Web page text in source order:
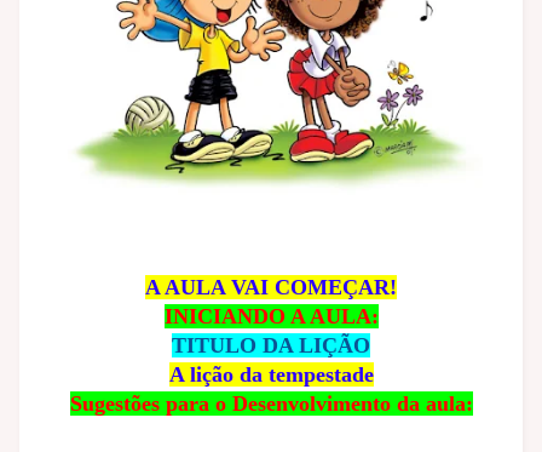
A AULA VAI COMEÇAR!
INICIANDO A AULA:
TITULO DA LIÇÃO
A lição da tempestade
Sugestões para o Desenvolvimento da aula: